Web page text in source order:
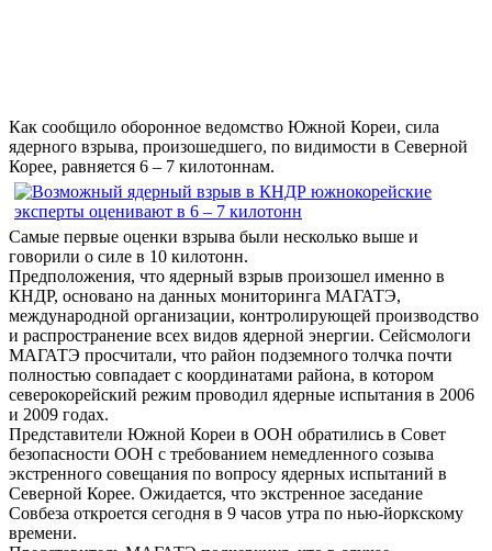
Как сообщило оборонное ведомство Южной Кореи, сила
ядерного взрыва, произошедшего, по видимости в Северной
Корее, равняется 6 – 7 килотоннам.
Самые первые оценки взрыва были несколько выше и
говорили о силе в 10 килотонн.
Предположения, что ядерный взрыв произошел именно в
КНДР, основано на данных мониторинга МАГАТЭ,
международной организации, контролирующей производство
и распространение всех видов ядерной энергии. Сейсмологи
МАГАТЭ просчитали, что район подземного толчка почти
полностью совпадает с координатами района, в котором
северокорейский режим проводил ядерные испытания в 2006
и 2009 годах.
Представители Южной Кореи в ООН обратились в Совет
безопасности ООН с требованием немедленного созыва
экстренного совещания по вопросу ядерных испытаний в
Северной Корее. Ожидается, что экстренное заседание
Совбеза откроется сегодня в 9 часов утра по нью-йоркскому
времени.